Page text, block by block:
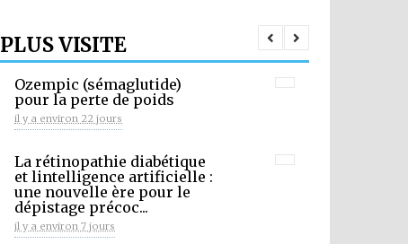
PLUS VISITE
Ozempic (sémaglutide)
pour la perte de poids
il y a environ 22 jours
La rétinopathie diabétique
et lintelligence artificielle :
une nouvelle ère pour le
dépistage précoc...
il y a environ 7 jours